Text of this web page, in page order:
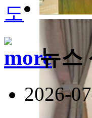
뉴스
2026-